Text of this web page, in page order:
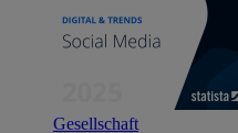
Gesellschaft